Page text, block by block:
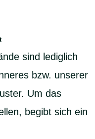
sind lediglich
bzw. unserer
Um das
begibt sich ein